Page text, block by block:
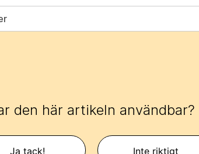
den här artikeln användbar?
Ja tack! Inte riktigt